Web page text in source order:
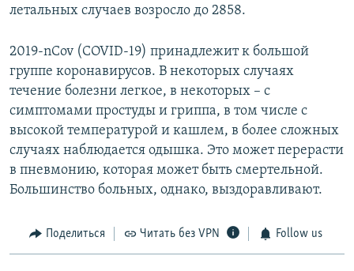
летальных случаев возросло до 2858.
2019-nCov (COVID-19) принадлежит к большой
группе коронавирусов. В некоторых случаях
течение болезни легкое, в некоторых – с
симптомами простуды и гриппа, в том числе с
высокой температурой и кашлем, в более сложных
случаях наблюдается одышка. Это может перерасти
в пневмонию, которая может быть смертельной.
Большинство больных, однако, выздоравливают.
Поделиться Читать без VPN Follow us